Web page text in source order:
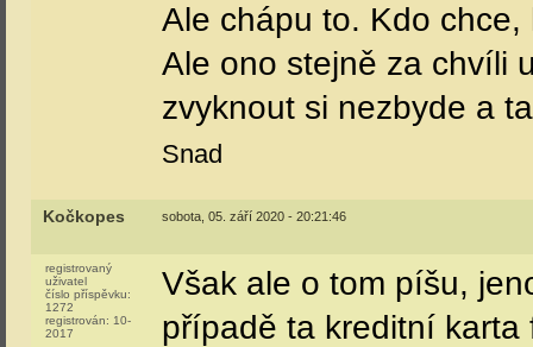
Ale chápu to. Kdo
Ale ono stejně za chvíli
zvyknout si nezbyde a
Snad
Kočkopes sobota, 05. září 2020 - 20:21:46
registrovaný
uživatel
číslo příspěvku:
1272
registrován: 10-
2017
Však ale o tom píšu,
případě ta kreditní